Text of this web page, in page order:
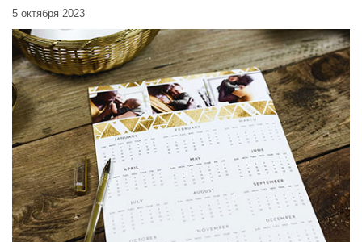
5 октября 2023